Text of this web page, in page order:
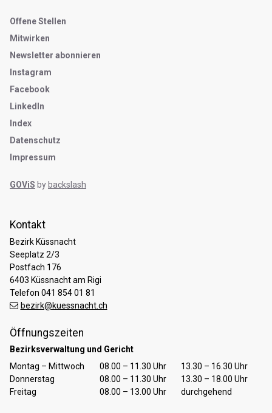
Kontakt
Bezirk Küssnacht
Seeplatz 2/3
Postfach 176
6403 Küssnacht am Rigi
Telefon 041 854 01 81
bezirk@kuessnacht.ch
Öffnungszeiten
Bezirksverwaltung und Gericht
TagÖffnungszeiten Vormittag Öffnungszeiten Nachmittag
Montag – Mittwoch 08.00 – 11.30 Uhr
13.30 – 16.30 Uhr
Donnerstag
08.00 – 11.30 Uhr
13.30 – 18.00 Uhr
Freitag
08.00 – 13.00 Uhr durchgehend
Metanavigation
Offene Stellen
Mitwirken
Newsletter abonnieren
Instagram
Facebook
LinkedIn
Index
Datenschutz
Impressum
GOViS by backslash